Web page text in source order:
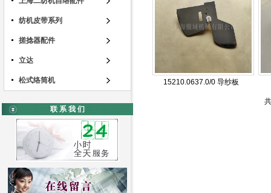
纺机皮带系列
搓捻器配件
立达
松式络筒机
联 系 我 们
15210.0637.0/0 导纱板